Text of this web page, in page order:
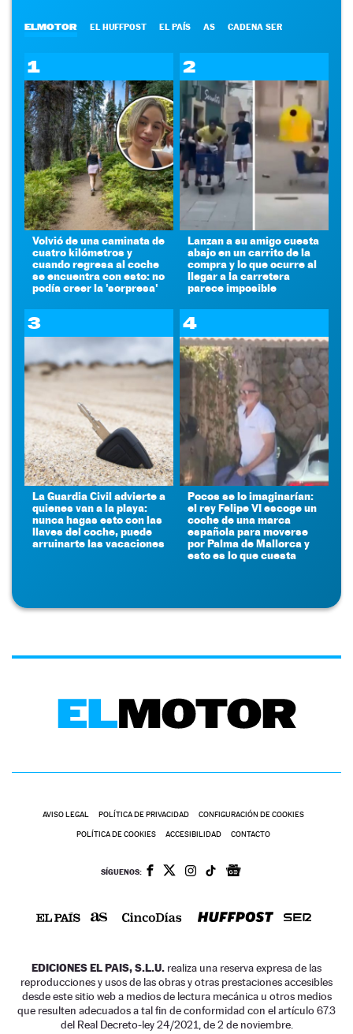
ELMOTOR EL HUFFPOST EL PAÍS AS CADENA SER
1
Volvió de una caminata de
cuatro kilómetros y
cuando regresa al coche
se encuentra con esto: no
podía creer la 'sorpresa'
2
Lanzan a su amigo cuesta
abajo en un carrito de la
compra y lo que ocurre al
llegar a la carretera
parece imposible
3
La Guardia Civil advierte a
quienes van a la playa:
nunca hagas esto con las
llaves del coche, puede
arruinarte las vacaciones
4
Pocos se lo imaginarían:
el rey Felipe VI escoge un
coche de una marca
española para moverse
por Palma de Mallorca y
esto es lo que cuesta
AVISO LEGAL POLÍTICA DE PRIVACIDAD CONFIGURACIÓN DE COOKIES
POLÍTICA DE COOKIES ACCESIBILIDAD CONTACTO
SÍGUENOS:
EDICIONES EL PAIS, S.L.U. realiza una reserva expresa de las
reproducciones y usos de las obras y otras prestaciones accesibles
desde este sitio web a medios de lectura mecánica u otros medios
que resulten adecuados a tal fin de conformidad con el artículo 67.3
del Real Decreto-ley 24/2021, de 2 de noviembre.